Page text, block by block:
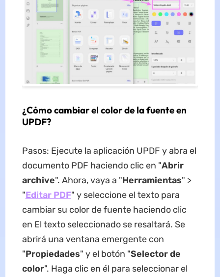
¿Cómo cambiar el color de la fuente en
UPDF?
Pasos: Ejecute la aplicación UPDF y abra el
documento PDF haciendo clic en "Abrir
archive". Ahora, vaya a "Herramientas" >
"Editar PDF" y seleccione el texto para
cambiar su color de fuente haciendo clic
en El texto seleccionado se resaltará. Se
abrirá una ventana emergente con
"Propiedades" y el botón "Selector de
color". Haga clic en él para seleccionar el